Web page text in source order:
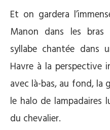
Et on gardera
Manon dans les
syllabe chantée dans
Havre à la perspective
avec là-bas, au fond, la
le halo de lampadaires
du chevalier.